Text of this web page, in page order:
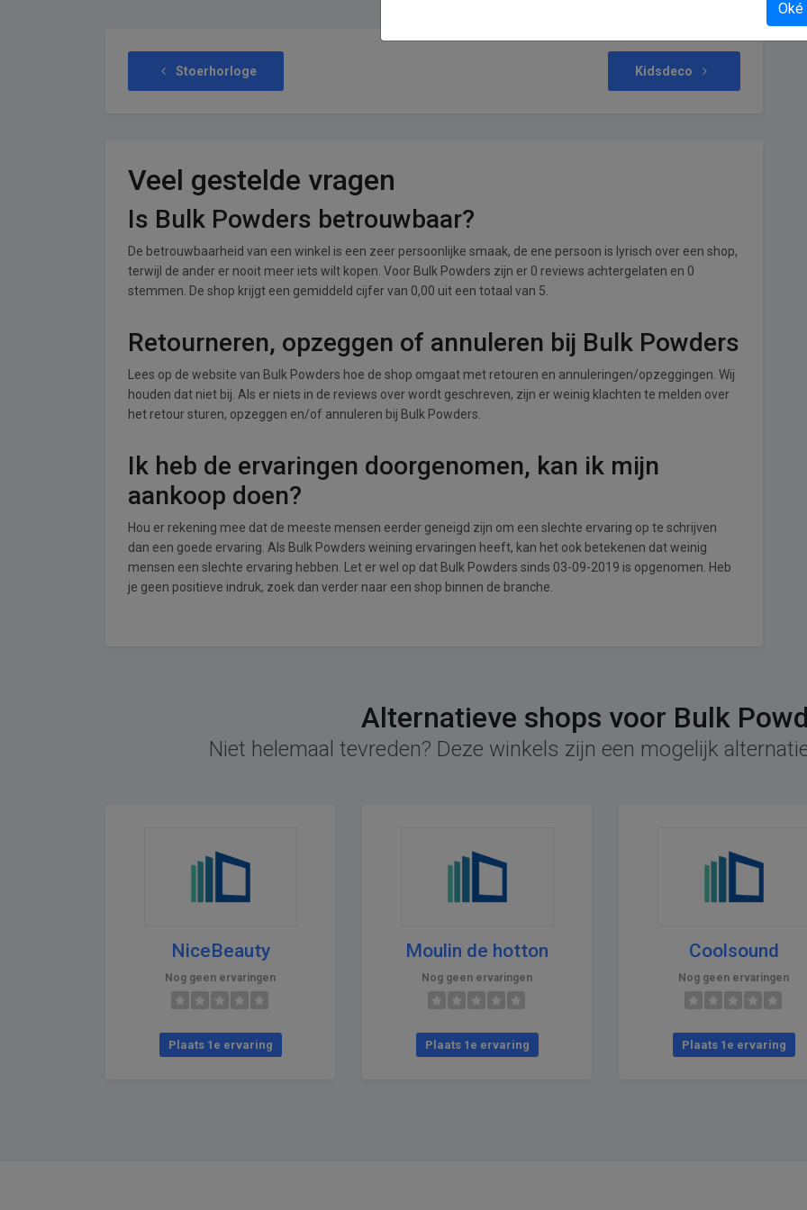
Stoerhorloge Kidsdeco
Veel gestelde vragen
Is Bulk Powders betrouwbaar?
De betrouwbaarheid van een winkel is een zeer persoonlijke smaak, de ene persoon is lyrisch over een shop,
terwijl de ander er nooit meer iets wilt kopen. Voor Bulk Powders zijn er 0 reviews achtergelaten en 0
stemmen. De shop krijgt een gemiddeld cijfer van 0,00 uit een totaal van 5.
Retourneren, opzeggen of annuleren bij Bulk Powders
Lees op de website van Bulk Powders hoe de shop omgaat met retouren en annuleringen/opzeggingen. Wij
houden dat niet bij. Als er niets in de reviews over wordt geschreven, zijn er weinig klachten te melden over
het retour sturen, opzeggen en/of annuleren bij Bulk Powders.
Ik heb de ervaringen doorgenomen, kan ik mijn
aankoop doen?
Hou er rekening mee dat de meeste mensen eerder geneigd zijn om een slechte ervaring op te schrijven
dan een goede ervaring. Als Bulk Powders weining ervaringen heeft, kan het ook betekenen dat weinig
mensen een slechte ervaring hebben. Let er wel op dat Bulk Powders sinds 03-09-2019 is opgenomen. Heb
je geen positieve indruk, zoek dan verder naar een shop binnen de branche.
Alternatieve shops voor Bulk
Niet helemaal tevreden? Deze winkels zijn een mogelijk
NiceBeauty
Nog geen ervaringen
Plaats 1e ervaring
Moulin de hotton
Nog geen ervaringen
Plaats 1e ervaring
Coolsound
Nog geen ervaringen
Plaats 1e ervaring
Oké